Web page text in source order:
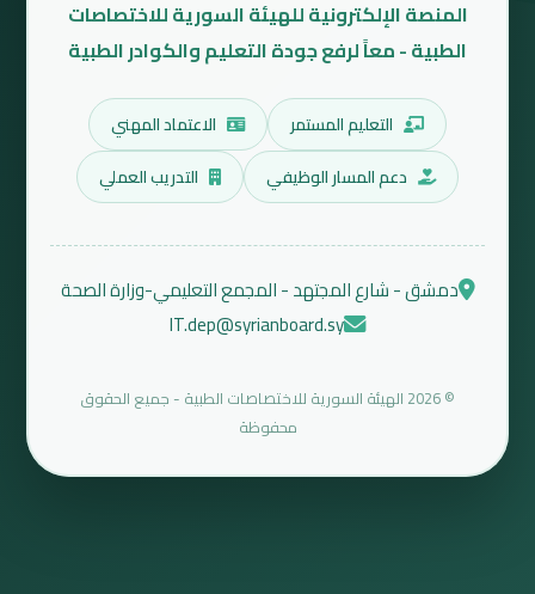
المنصة الإلكترونية للهيئة السورية للاختصاصات
الطبية - معاً لرفع جودة التعليم والكوادر الطبية
التعليم المستمر
الاعتماد المهني
دعم المسار الوظيفي
التدريب العملي
دمشق - شارع المجتهد - المجمع التعليمي-وزارة الصحة
IT.dep@syrianboard.sy
© 2026 الهيئة السورية للاختصاصات الطبية - جميع الحقوق
محفوظة